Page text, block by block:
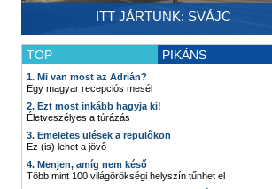
ITT JÁRTUNK: SVÁJC
TOP PIKÁNS
1. Mi van most az Adrián?
Egy magyar recepciós mesél
2. Ezt most inkább hagyja ki!
Életveszélyes a túrázás
3. Emeletes ülések a repülőkön
Ez (is) lehet a jövő
4. Menjen, amíg nem késő
Több mint 100 világörökségi helyszín tűnhet el